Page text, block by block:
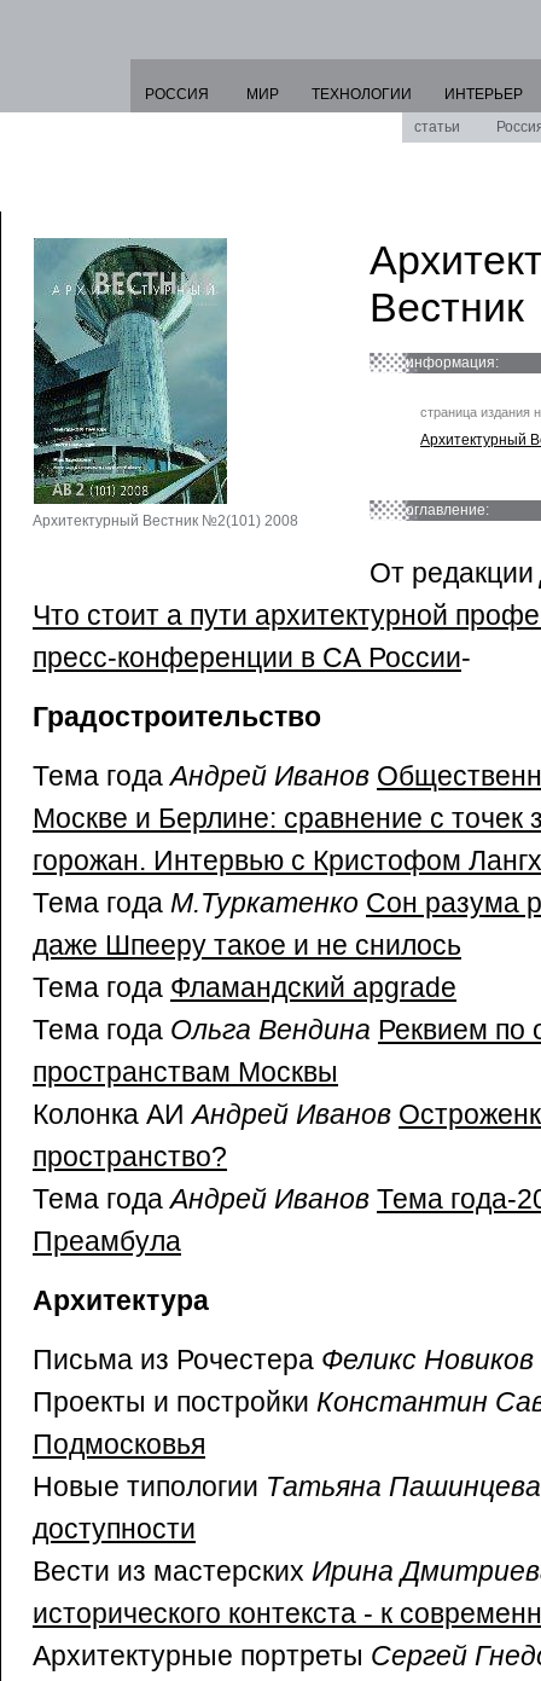
РОССИЯ МИР ТЕХНОЛОГИИ
ИНТЕРЬЕР
статьи
Архитектурный Вестник №2(101) 2008
информация:
страница издания
Архитектурный
оглавление:
От редакции
Что стоит а пути архитектурной
пресс-конференции в СА России-
Градостроительство
Тема годаАндрей Иванов
Москве и Берлине: сравнение с точек
горожан. Интервью с Кристофом
Тема года М.Туркатенко Сон разума
даже Шпееру такое и не снилось
Тема года Фламандский apgrade
Тема года Ольга Вендина Реквием по
пространствам Москвы
Колонка АИАндрей Иванов
пространство?
Тема годаАндрей Иванов Тема года-
Преамбула
Архитектура
Письма из Рочестера Феликс Новиков
Проекты и постройки Константин
Подмосковья
Новые типологии Татьяна Пашинцева
доступности
Вести из мастерских Ирина
исторического контекста - к
Архитектурные портреты Сергей